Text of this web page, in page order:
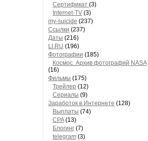
Сертификат (3)
Internet-TV (3)
my-suicide (237)
Ссылки (237)
Даты (216)
LI.RU (196)
Фотографии (185)
Космос. Архив фотографий NASA
(16)
Фильмы (175)
Трейлер (12)
Сериалы (9)
Заработок в Интернете (128)
Выплаты (74)
CPA(13)
Блогинг (7)
telegram (3)